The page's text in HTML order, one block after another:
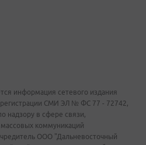
информация сетевого издания
регистрации СМИ ЭЛ № ФС 77 - 72742,
надзору в сфере связи,
коммуникаций
ООО "Дальневосточный